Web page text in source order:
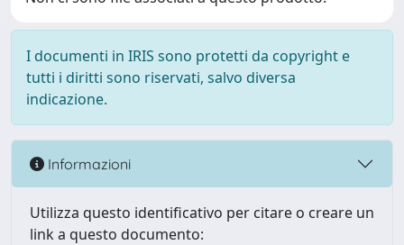
I documenti in IRIS sono protetti da copyright e
tutti i diritti sono riservati, salvo diversa
indicazione.
Informazioni
Utilizza questo identificativo per citare o creare un
link a questo documento: